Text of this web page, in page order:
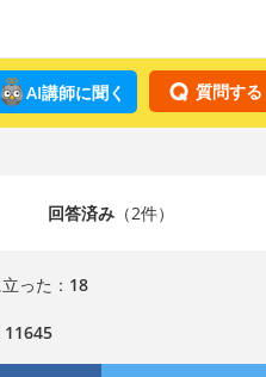
質問する
AI講師に聞く
回答済み（2件）
った： 18
11645